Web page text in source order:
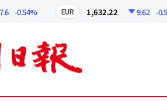
-0.54% EUR 1,632.22 9.62 -0.59%